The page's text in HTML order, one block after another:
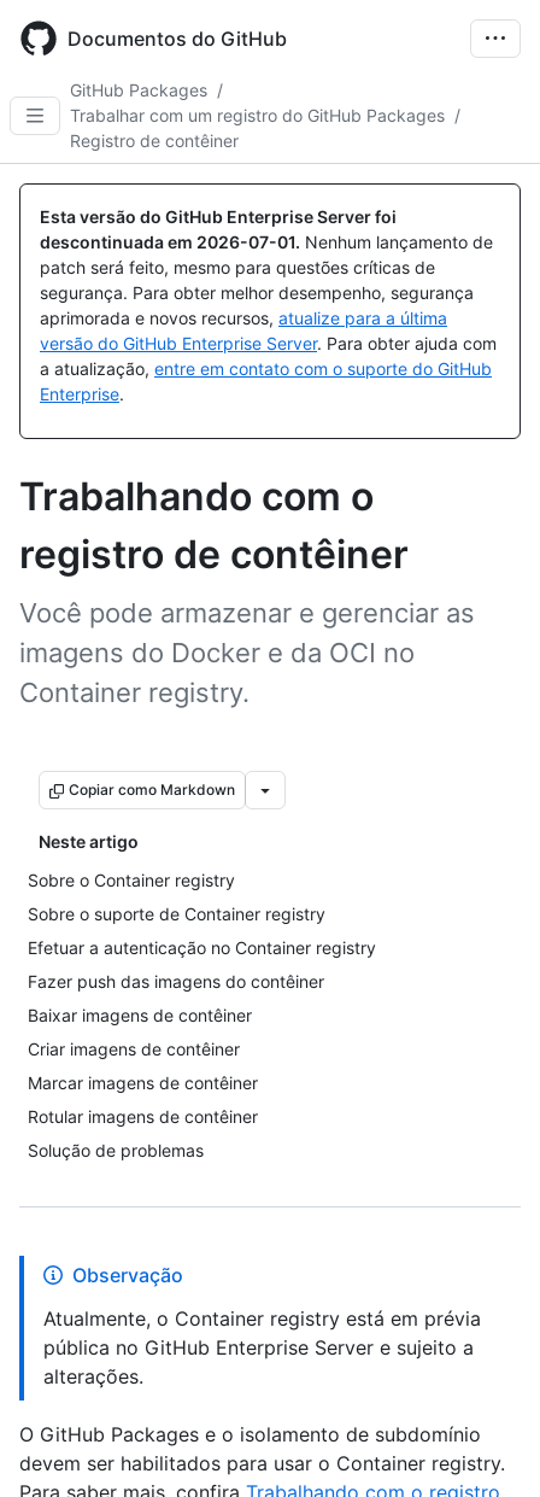
main
Documentos do GitHub
GitHub Packages /
Trabalhar com um registro do GitHub Packages /
Registro de contêiner
Esta versão do GitHub Enterprise Server foi
descontinuada em 2026-07-01. Nenhum lançamento de
patch será feito, mesmo para questões críticas de
segurança. Para obter melhor desempenho, segurança
aprimorada e novos recursos, atualize para a última
versão do GitHub Enterprise Server. Para obter ajuda com
a atualização, entre em contato com o suporte do GitHub
Enterprise.
Trabalhando com o
registro de contêiner
Você pode armazenar e gerenciar as
imagens do Docker e da OCI no
Container registry.
Copiar como Markdown
Neste artigo
Sobre o Container registry
Sobre o suporte de Container registry
Efetuar a autenticação no Container registry
Fazer push das imagens do contêiner
Baixar imagens de contêiner
Criar imagens de contêiner
Marcar imagens de contêiner
Rotular imagens de contêiner
Solução de problemas
Observação
Atualmente, o Container registry está em prévia
pública no GitHub Enterprise Server e sujeito a
alterações.
O GitHub Packages e o isolamento de subdomínio
devem ser habilitados para usar o Container registry.
Para saber mais, confira Trabalhando com o registro